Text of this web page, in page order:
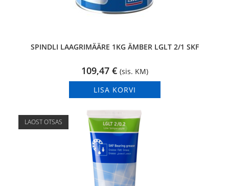
SPINDLI LAAGRIMÄÄRE 1KG ÄMBER LGLT 2/1 SKF
109,47 € (sis. KM)
LISA KORVI
LAOST OTSAS